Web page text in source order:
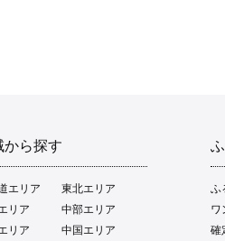
から探す
エリア
東北エリア
リア
中部エリア
リア
中国エリア
ふ
ワ
確